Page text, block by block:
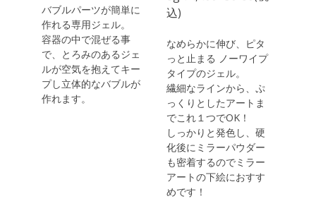
バブルパーツが簡単に
作れる専用ジェル。
容器の中で混ぜる事
で、とろみのあるジェ
ルが空気を抱えてキー
プし立体的なバブルが
作れます。
込)
なめらかに伸び、ピタ
っと止まる ノーワイプ
タイプのジェル。
繊細なラインから、ぷ
っくりとしたアートま
でこれ１つでOK！
しっかりと発色し、硬
化後にミラーパウダー
も密着するのでミラー
アートの下絵におすす
めです！